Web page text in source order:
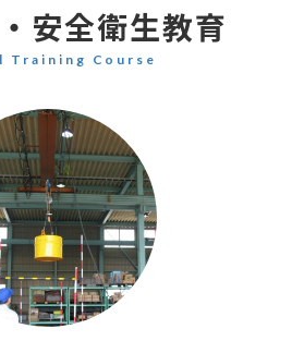
安全衛生教育
Training Course